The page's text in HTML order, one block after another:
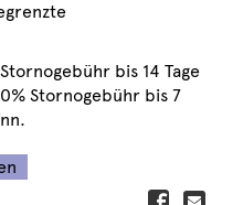
bis 14 Tage
Stornogebühr bis 7